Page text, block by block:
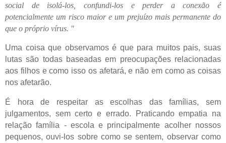
social de isolá-los, confundi-los e perder a conexão é
potencialmente um risco maior e um prejuízo mais permanente do
que o próprio vírus. "
Uma coisa que observamos é que para muitos pais, suas
lutas são todas baseadas em preocupações relacionadas
aos filhos e como isso os afetará, e não em como as coisas
nos afetarão.
É hora de respeitar as escolhas das famílias, sem
julgamentos, sem certo e errado. Praticando empatia na
relação família - escola e principalmente acolher nossos
pequenos, ouvi-los sobre como se sentem, observar como